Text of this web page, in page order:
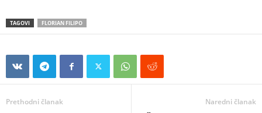
TAGOVI FLORIAN FILIPO
Prethodni članak Naredni članak